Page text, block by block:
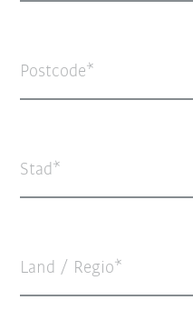
Postcode
Stad
Land / Regio*